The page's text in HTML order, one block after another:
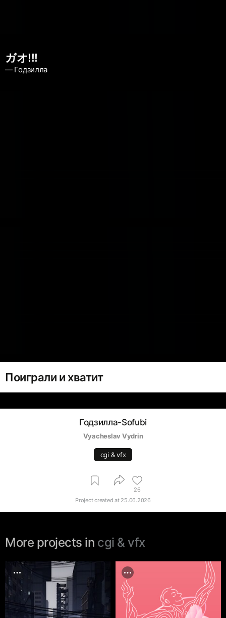
ガオ!!!
— Годзилла
Поиграли и хватит
Годзилла-Sofubi
Vyacheslav Vydrin
cgi & vfx
26
Project created at 25.06.2026
More projects in cgi & vfx